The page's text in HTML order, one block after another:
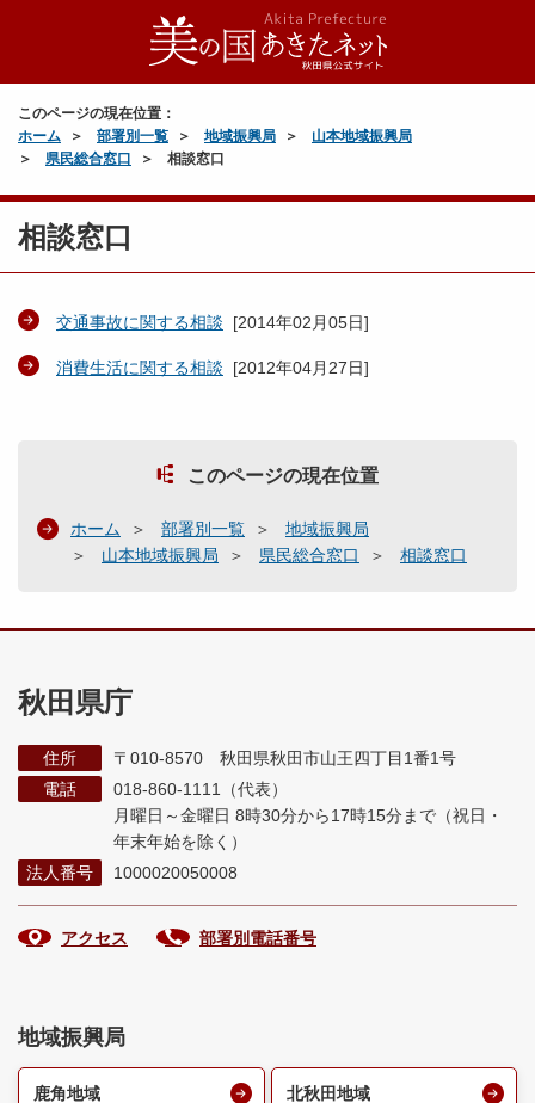
このページの現在位置：
ホーム
部署別一覧 地域振興局
山本地域振興局
県民総合窓口
相談窓口
相談窓口
交通事故に関する相談 [2014年02月05日]
消費生活に関する相談 [2012年04月27日]
このページの現在位置
ホーム 部署別一覧
地域振興局
山本地域振興局
県民総合窓口 相談窓口
秋田県庁
住所
〒010-8570 秋田県秋田市山王四丁目1番1号
電話
018-860-1111（代表）
月曜日～金曜日 8時30分から17時15分まで （祝日・
年末年始を除く）
法人番号
1000020050008
アクセス 部署別電話番号
地域振興局
鹿角地域 北秋田地域